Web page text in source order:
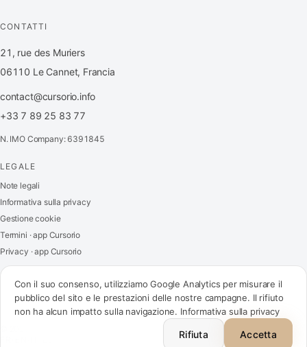
contact@cursorio.info
+33 7 89 25 83 77
CONTATTI
21, rue des Muriers
06110 Le Cannet, Francia
contact@cursorio.info
+33 7 89 25 83 77
N. IMO Company: 6391845
LEGALE
Note legali
Informativa sulla privacy
Gestione cookie
Termini · app Cursorio
Privacy · app Cursorio
Con il suo consenso, utilizziamo Google Analytics per misurare il
pubblico del sito e le prestazioni delle nostre campagne. Il rifiuto
non ha alcun impatto sulla navigazione. Informativa sulla privacy
Rifiuta Accetta